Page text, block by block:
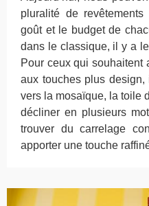
pluralité de
goût et le budget de
dans le classique, il y a
Pour ceux qui souhaitent
aux touches plus
vers la mosaïque, la toile
décliner en plusieurs
trouver du carrelage
apporter une touche